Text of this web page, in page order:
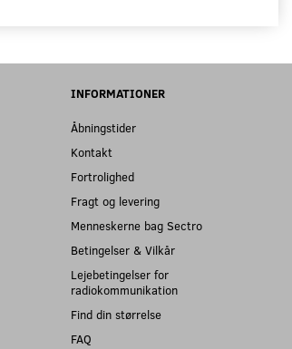
INFORMATIONER
Åbningstider
Kontakt
Fortrolighed
Fragt og levering
Menneskerne bag Sectro
Betingelser & Vilkår
Lejebetingelser for
radiokommunikation
Find din størrelse
FAQ